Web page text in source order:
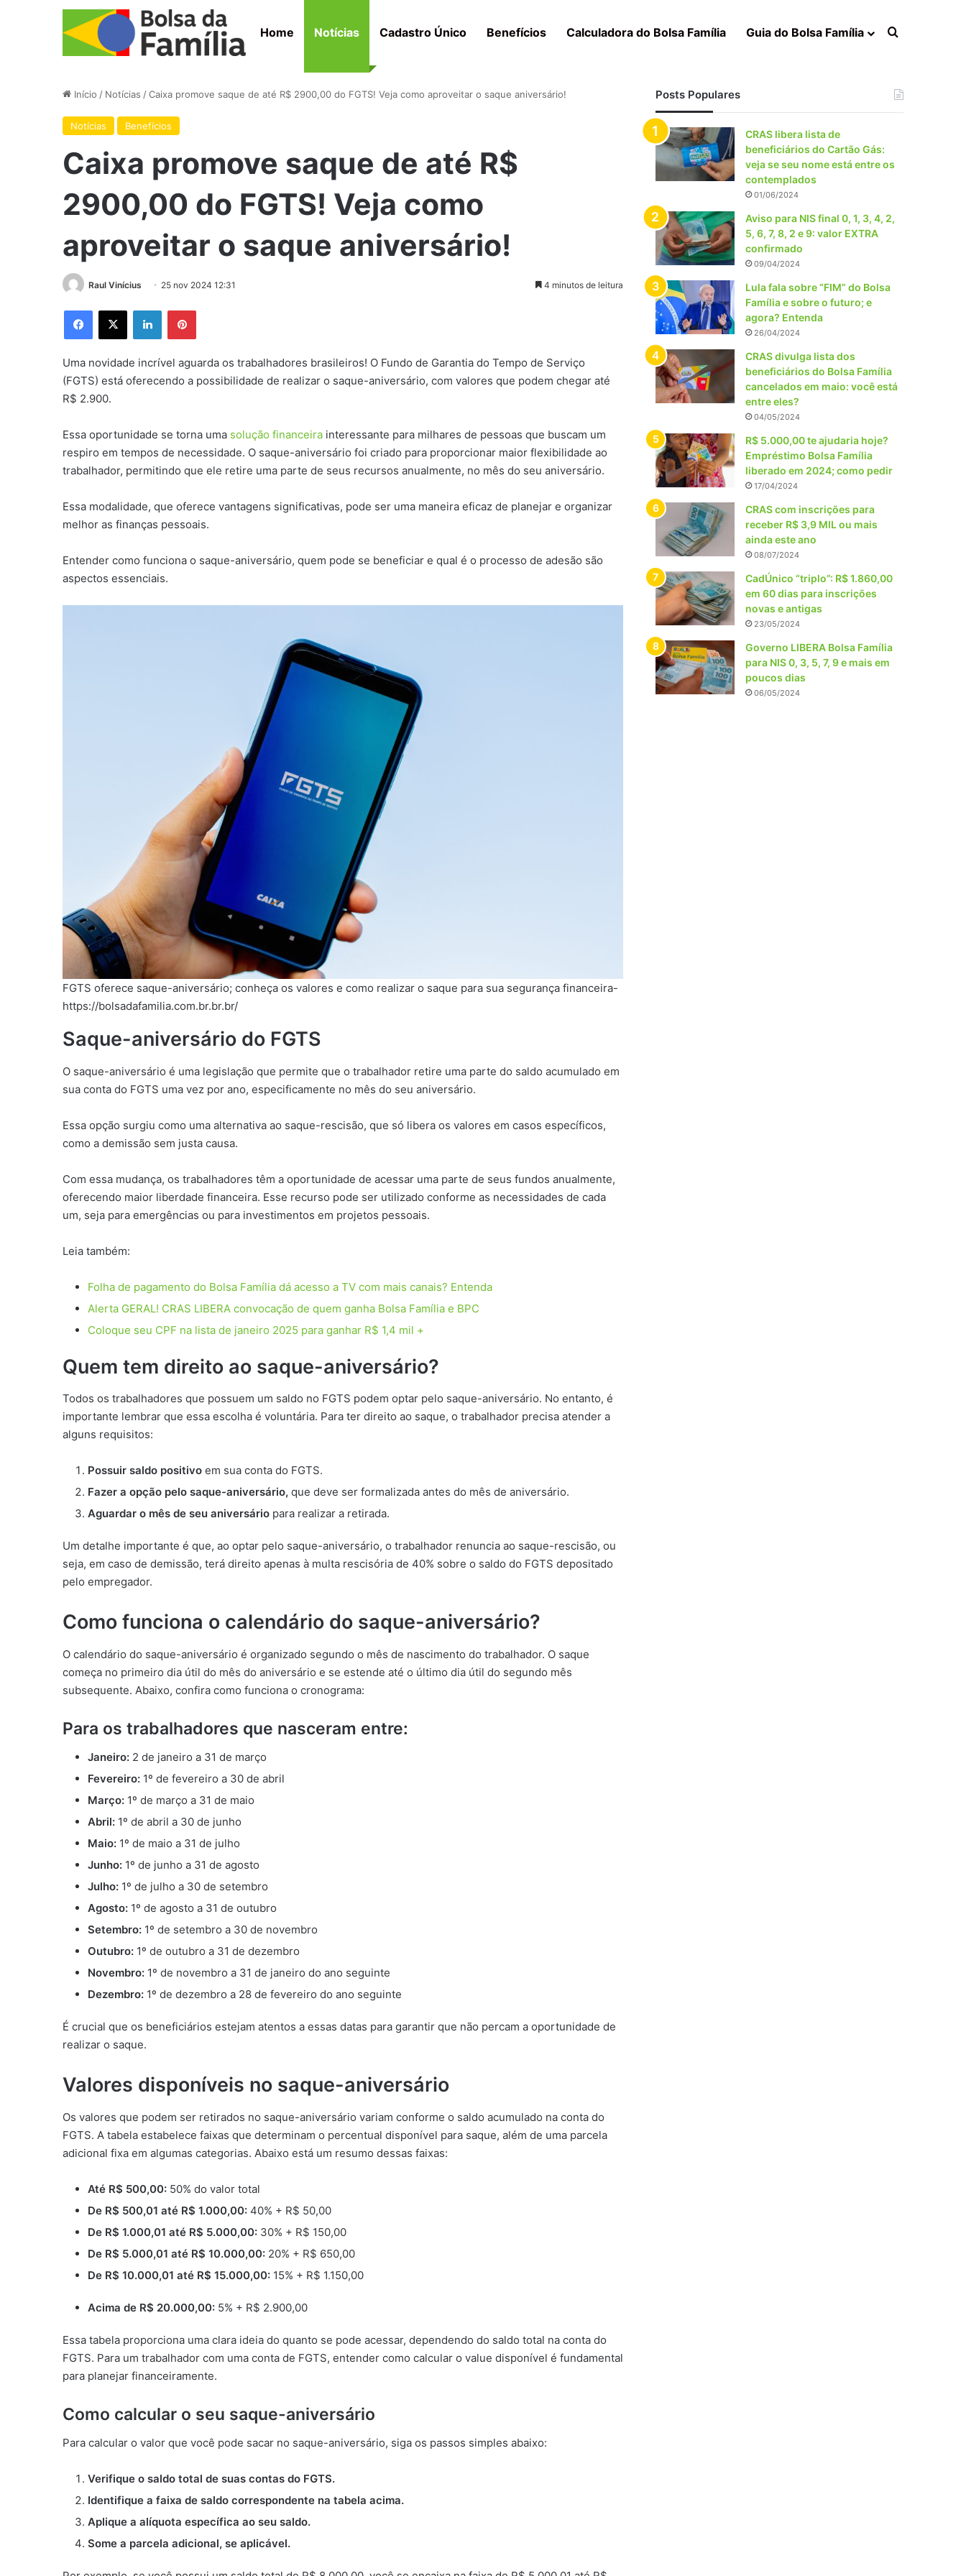
Home Notícias Cadastro Único Benefícios Calculadora do Bolsa Família Guia do Bolsa Família Procurar por
Início / Notícias /Caixa promove saque de até R$ 2900,00 do FGTS! Veja como aproveitar o saque aniversário!
Notícias Benefícios
Caixa promove saque de até R$
2900,00 do FGTS! Veja como
aproveitar o saque aniversário!
Raul Vinícius 25 nov 2024 12:31 4 minutos de leitura
Facebook
X LinkedinPinterest
Uma novidade incrível aguarda os trabalhadores brasileiros! O Fundo de Garantia do Tempo de Serviço
(FGTS) está oferecendo a possibilidade de realizar o saque-aniversário, com valores que podem chegar até
R$ 2.900.
Essa oportunidade se torna uma solução financeira interessante para milhares de pessoas que buscam um
respiro em tempos de necessidade. O saque-aniversário foi criado para proporcionar maior flexibilidade ao
trabalhador, permitindo que ele retire uma parte de seus recursos anualmente, no mês do seu aniversário.
Essa modalidade, que oferece vantagens significativas, pode ser uma maneira eficaz de planejar e organizar
melhor as finanças pessoais.
Entender como funciona o saque-aniversário, quem pode se beneficiar e qual é o processo de adesão são
aspectos essenciais.
FGTS oferece saque-aniversário; conheça os valores e como realizar o saque para sua segurança financeira-
https://bolsadafamilia.com.br.br.br/
Saque-aniversário do FGTS
O saque-aniversário é uma legislação que permite que o trabalhador retire uma parte do saldo acumulado em
sua conta do FGTS uma vez por ano, especificamente no mês do seu aniversário.
Essa opção surgiu como uma alternativa ao saque-rescisão, que só libera os valores em casos específicos,
como a demissão sem justa causa.
Com essa mudança, os trabalhadores têm a oportunidade de acessar uma parte de seus fundos anualmente,
oferecendo maior liberdade financeira. Esse recurso pode ser utilizado conforme as necessidades de cada
um, seja para emergências ou para investimentos em projetos pessoais.
Leia também:
Folha de pagamento do Bolsa Família dá acesso a TV com mais canais? Entenda
Alerta GERAL! CRAS LIBERA convocação de quem ganha Bolsa Família e BPC
Coloque seu CPF na lista de janeiro 2025 para ganhar R$ 1,4 mil +
Quem tem direito ao saque-aniversário?
Todos os trabalhadores que possuem um saldo no FGTS podem optar pelo saque-aniversário. No entanto, é
importante lembrar que essa escolha é voluntária. Para ter direito ao saque, o trabalhador precisa atender a
alguns requisitos:
Possuir saldo positivo em sua conta do FGTS.
Fazer a opção pelo saque-aniversário, que deve ser formalizada antes do mês de aniversário.
Aguardar o mês de seu aniversário para realizar a retirada.
Um detalhe importante é que, ao optar pelo saque-aniversário, o trabalhador renuncia ao saque-rescisão, ou
seja, em caso de demissão, terá direito apenas à multa rescisória de 40% sobre o saldo do FGTS depositado
pelo empregador.
Como funciona o calendário do saque-aniversário?
O calendário do saque-aniversário é organizado segundo o mês de nascimento do trabalhador. O saque
começa no primeiro dia útil do mês do aniversário e se estende até o último dia útil do segundo mês
subsequente. Abaixo, confira como funciona o cronograma:
Para os trabalhadores que nasceram entre:
Janeiro: 2 de janeiro a 31 de março
Fevereiro: 1º de fevereiro a 30 de abril
Março: 1º de março a 31 de maio
Abril: 1º de abril a 30 de junho
Maio: 1º de maio a 31 de julho
Junho: 1º de junho a 31 de agosto
Julho: 1º de julho a 30 de setembro
Agosto: 1º de agosto a 31 de outubro
Setembro: 1º de setembro a 30 de novembro
Outubro: 1º de outubro a 31 de dezembro
Novembro: 1º de novembro a 31 de janeiro do ano seguinte
Dezembro: 1º de dezembro a 28 de fevereiro do ano seguinte
É crucial que os beneficiários estejam atentos a essas datas para garantir que não percam a oportunidade de
realizar o saque.
Valores disponíveis no saque-aniversário
Os valores que podem ser retirados no saque-aniversário variam conforme o saldo acumulado na conta do
FGTS. A tabela estabelece faixas que determinam o percentual disponível para saque, além de uma parcela
adicional fixa em algumas categorias. Abaixo está um resumo dessas faixas:
Até R$ 500,00: 50% do valor total
De R$ 500,01 até R$ 1.000,00: 40% + R$ 50,00
De R$ 1.000,01 até R$ 5.000,00: 30% + R$ 150,00
De R$ 5.000,01 até R$ 10.000,00: 20% + R$ 650,00
De R$ 10.000,01 até R$ 15.000,00: 15% + R$ 1.150,00
Acima de R$ 20.000,00: 5% + R$ 2.900,00
Essa tabela proporciona uma clara ideia do quanto se pode acessar, dependendo do saldo total na conta do
FGTS. Para um trabalhador com uma conta de FGTS, entender como calcular o value disponível é fundamental
para planejar financeiramente.
Como calcular o seu saque-aniversário
Para calcular o valor que você pode sacar no saque-aniversário, siga os passos simples abaixo:
Verifique o saldo total de suas contas do FGTS.
Identifique a faixa de saldo correspondente na tabela acima.
Aplique a alíquota específica ao seu saldo.
Some a parcela adicional, se aplicável.
Posts Populares
CRAS libera lista de
beneficiários do Cartão Gás:
veja se seu nome está entre os
contemplados
01/06/2024
Aviso para NIS final 0, 1, 3, 4, 2,
5, 6, 7, 8, 2 e 9: valor EXTRA
confirmado
09/04/2024
Lula fala sobre “FIM” do Bolsa
Família e sobre o futuro; e
agora? Entenda
26/04/2024
CRAS divulga lista dos
beneficiários do Bolsa Família
cancelados em maio: você está
entre eles?
04/05/2024
R$ 5.000,00 te ajudaria hoje?
Empréstimo Bolsa Família
liberado em 2024; como pedir
17/04/2024
CRAS com inscrições para
receber R$ 3,9 MIL ou mais
ainda este ano
08/07/2024
CadÚnico “triplo”: R$ 1.860,00
em 60 dias para inscrições
novas e antigas
23/05/2024
Governo LIBERA Bolsa Família
para NIS 0, 3, 5, 7, 9 e mais em
poucos dias
06/05/2024